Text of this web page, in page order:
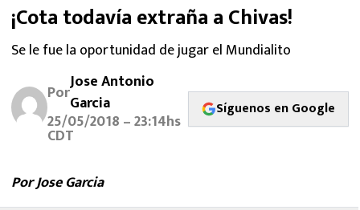
RAYADOS
PUMAS
ATLANTE
SELECCIÓN MEXICANA
FUTBOL INTERNACIONAL
¡Cota todavía extraña a Chivas!
Se le fue la oportunidad de jugar el Mundialito
PorJose Antonio
Garcia
25/05/2018 – 23:14hs
CDT
Síguenos en Google
Por Jose Garcia